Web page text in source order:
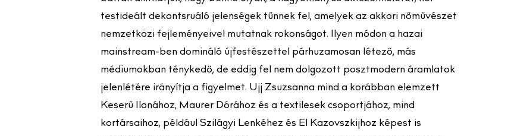
testideált dekontsruáló jelenségek tűnnek fel, amelyek az akkori nőművészet
nemzetközi fejleményeivel mutatnak rokonságot. Ilyen módon a hazai
mainstream-ben domináló újfestészettel párhuzamosan létező, más
médiumokban ténykedő, de eddig fel nem dolgozott posztmodern áramlatok
jelenlétére irányítja a figyelmet. Ujj Zsuzsanna mind a korábban elemzett
Keserű Ilonához, Maurer Dórához és a textilesek csoportjához, mind
kortársaihoz, például Szilágyi Lenkéhez és El Kazovszkijhoz képest is